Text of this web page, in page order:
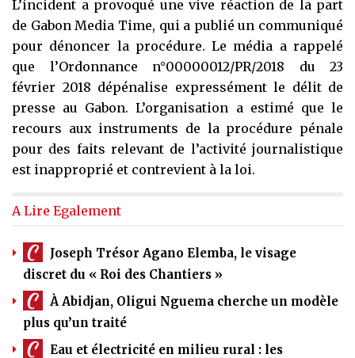
L’incident a provoqué une vive réaction de la part
de Gabon Media Time, qui a publié un communiqué
pour dénoncer la procédure. Le média a rappelé
que l’Ordonnance n°00000012/PR/2018 du 23
février 2018 dépénalise expressément le délit de
presse au Gabon. L’organisation a estimé que le
recours aux instruments de la procédure pénale
pour des faits relevant de l’activité journalistique
est inapproprié et contrevient à la loi.
A Lire Egalement
Joseph Trésor Agano Elemba, le visage
discret du « Roi des Chantiers »
À Abidjan, Oligui Nguema cherche un modèle
plus qu’un traité
Eau et électricité en milieu rural : les